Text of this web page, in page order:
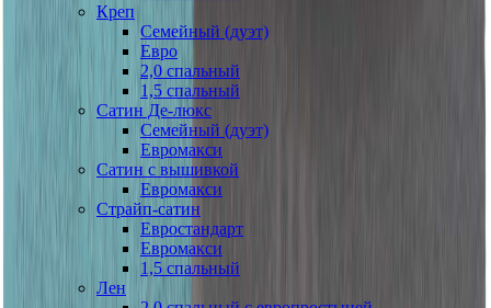
Креп
Семейный (дуэт)
Евро
2,0 спальный
1,5 спальный
Сатин Де-люкс
Семейный (дуэт)
Евромакси
Сатин с вышивкой
Евромакси
Страйп-сатин
Евростандарт
Евромакси
1,5 спальный
Лен